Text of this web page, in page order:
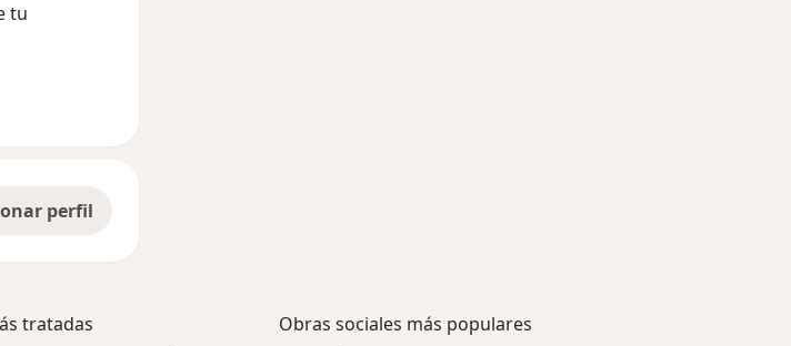
tu
perfil
tratadas
Obras sociales más populares